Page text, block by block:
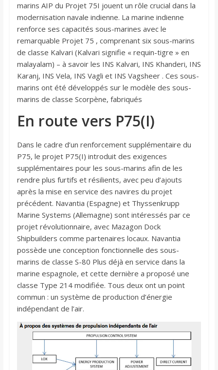
marins AIP du Projet 75I jouent un rôle crucial dans la
modernisation navale indienne. La marine indienne
renforce ses capacités sous-marines avec le
remarquable Projet 75 , comprenant six sous-marins
de classe Kalvari (Kalvari signifie « requin-tigre » en
malayalam) – à savoir les INS Kalvari, INS Khanderi, INS
Karanj, INS Vela, INS Vagli et INS Vagsheer . Ces sous-
marins ont été développés sur le modèle des sous-
marins de classe Scorpène, fabriqués
En route vers P75(I)
Dans le cadre d’un renforcement supplémentaire du
P75, le projet P75(I) introduit des exigences
supplémentaires pour les sous-marins afin de les
rendre plus furtifs et résilients, avec peu d’ajouts
après la mise en service des navires du projet
précédent. Navantia (Espagne) et Thyssenkrupp
Marine Systems (Allemagne) sont intéressés par ce
projet révolutionnaire, avec Mazagon Dock
Shipbuilders comme partenaires locaux. Navantia
possède une conception fonctionnelle des sous-
marins de classe S-80 Plus déjà en service dans la
marine espagnole, et cette dernière a proposé une
classe Type 214 modifiée. Tous deux ont un point
commun : un système de production d’énergie
indépendant de l’air.